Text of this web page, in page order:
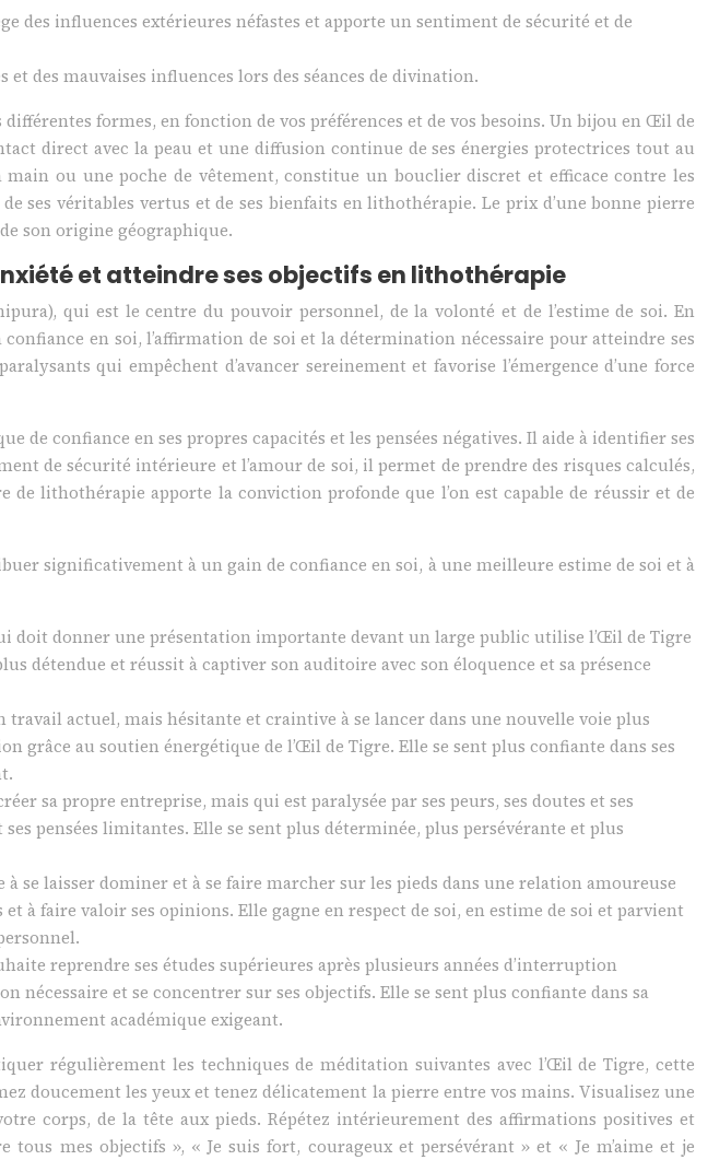
des influences extérieures néfastes et apporte un sentiment de sécurité et de
et des mauvaises influences lors des séances de divination.
formes, en fonction de vos préférences et de vos besoins. Un bijou en Œil de
direct avec la peau et une diffusion continue de ses énergies protectrices tout au
ou une poche de vêtement, constitue un bouclier discret et efficace contre les
véritables vertus et de ses bienfaits en lithothérapie. Le prix d’une bonne pierre
son origine géographique.
et atteindre ses objectifs en lithothérapie
qui est le centre du pouvoir personnel, de la volonté et de l’estime de soi. En
en soi, l’affirmation de soi et la détermination nécessaire pour atteindre ses
qui empêchent d’avancer sereinement et favorise l’émergence d’une force
de confiance en ses propres capacités et les pensées négatives. Il aide à identifier ses
de sécurité intérieure et l’amour de soi, il permet de prendre des risques calculés,
lithothérapie apporte la conviction profonde que l’on est capable de réussir et de
significativement à un gain de confiance en soi, à une meilleure estime de soi et à
doit donner une présentation importante devant un large public utilise l’Œil de Tigre
détendue et réussit à captiver son auditoire avec son éloquence et sa présence
travail actuel, mais hésitante et craintive à se lancer dans une nouvelle voie plus
grâce au soutien énergétique de l’Œil de Tigre. Elle se sent plus confiante dans ses
sa propre entreprise, mais qui est paralysée par ses peurs, ses doutes et ses
pensées limitantes. Elle se sent plus déterminée, plus persévérante et plus
à se laisser dominer et à se faire marcher sur les pieds dans une relation amoureuse
à faire valoir ses opinions. Elle gagne en respect de soi, en estime de soi et parvient
reprendre ses études supérieures après plusieurs années d’interruption
et se concentrer sur ses objectifs. Elle se sent plus confiante dans sa
académique exigeant.
régulièrement les techniques de méditation suivantes avec l’Œil de Tigre, cette
doucement les yeux et tenez délicatement la pierre entre vos mains. Visualisez une
corps, de la tête aux pieds. Répétez intérieurement des affirmations positives et
tous mes objectifs », « Je suis fort, courageux et persévérant » et « Je m’aime et je